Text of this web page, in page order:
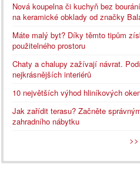
Nová koupelna či kuchyň bez
na keramické obklady od značky
Máte malý byt? Díky těmto tipům
použitelného prostoru
Chaty a chalupy zažívají návrat.
nejkrásnějších interiérů
10 největších výhod hliníkových
Jak zařídit terasu? Začněte
zahradního nábytku